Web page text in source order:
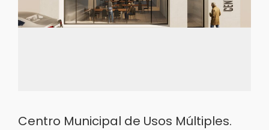
Centro Municipal de Usos Múltiples.